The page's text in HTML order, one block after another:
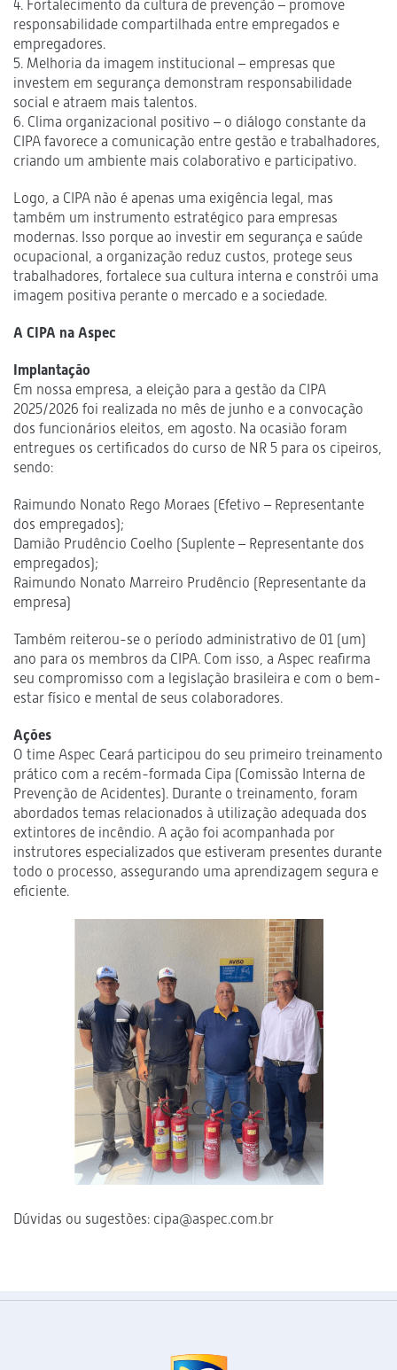
4. Fortalecimento da cultura de prevenção – promove
responsabilidade compartilhada entre empregados e
empregadores.
5. Melhoria da imagem institucional – empresas que
investem em segurança demonstram responsabilidade
social e atraem mais talentos.
6. Clima organizacional positivo – o diálogo constante da
CIPA favorece a comunicação entre gestão e trabalhadores,
criando um ambiente mais colaborativo e participativo.
Logo, a CIPA não é apenas uma exigência legal, mas
também um instrumento estratégico para empresas
modernas. Isso porque ao investir em segurança e saúde
ocupacional, a organização reduz custos, protege seus
trabalhadores, fortalece sua cultura interna e constrói uma
imagem positiva perante o mercado e a sociedade.
A CIPA na Aspec
Implantação
Em nossa empresa, a eleição para a gestão da CIPA
2025/2026 foi realizada no mês de junho e a convocação
dos funcionários eleitos, em agosto. Na ocasião foram
entregues os certificados do curso de NR 5 para os cipeiros,
sendo:
Raimundo Nonato Rego Moraes (Efetivo – Representante
dos empregados);
Damião Prudêncio Coelho (Suplente – Representante dos
empregados);
Raimundo Nonato Marreiro Prudêncio (Representante da
empresa)
Também reiterou-se o período administrativo de 01 (um)
ano para os membros da CIPA. Com isso, a Aspec reafirma
seu compromisso com a legislação brasileira e com o bem-
estar físico e mental de seus colaboradores.
Ações
O time Aspec Ceará participou do seu primeiro treinamento
prático com a recém-formada Cipa (Comissão Interna de
Prevenção de Acidentes). Durante o treinamento, foram
abordados temas relacionados à utilização adequada dos
extintores de incêndio. A ação foi acompanhada por
instrutores especializados que estiveram presentes durante
todo o processo, assegurando uma aprendizagem segura e
eficiente.
Dúvidas ou sugestões: cipa@aspec.com.br